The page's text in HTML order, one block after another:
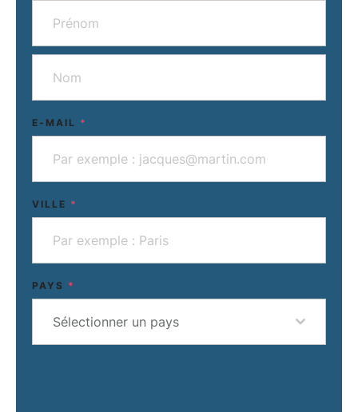
E-MAIL *
VILLE *
PAYS *
Sélectionner un pays